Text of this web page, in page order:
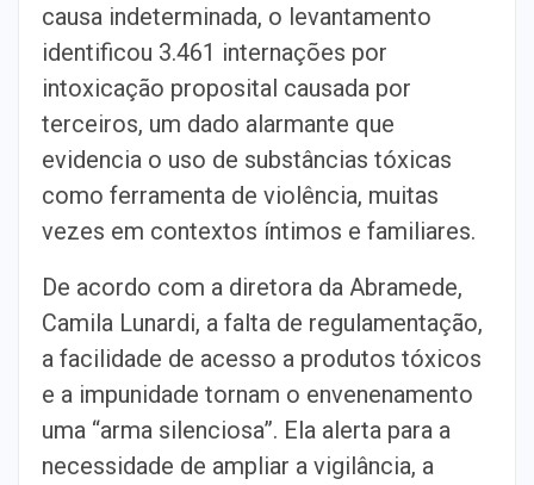
causa indeterminada, o levantamento
identificou 3.461 internações por
intoxicação proposital causada por
terceiros, um dado alarmante que
evidencia o uso de substâncias tóxicas
como ferramenta de violência, muitas
vezes em contextos íntimos e familiares.
De acordo com a diretora da Abramede,
Camila Lunardi, a falta de regulamentação,
a facilidade de acesso a produtos tóxicos
e a impunidade tornam o envenenamento
uma “arma silenciosa”. Ela alerta para a
necessidade de ampliar a vigilância, a